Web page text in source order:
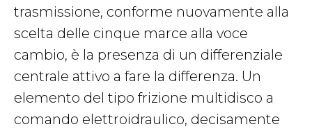
trasmissione, conforme nuovamente alla
scelta delle cinque marce alla voce
cambio, è la presenza di un differenziale
centrale attivo a fare la differenza. Un
elemento del tipo frizione multidisco a
comando elettroidraulico, decisamente